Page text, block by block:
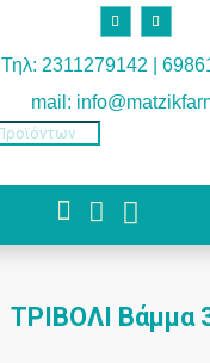
Τηλ: 2311279142 |
mail:
  
ΤΡΙΒΟΛΙ Βάμμα